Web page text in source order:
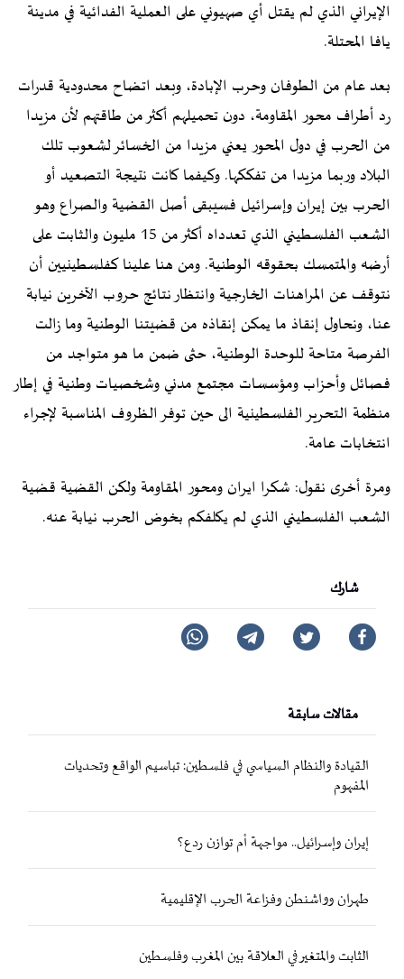
الإيراني الذي لم يقتل أي صهيوني على العملية الفدائية في مدينة
يافا المحتلة.
بعد عام من الطوفان وحرب الإبادة، وبعد اتضاح محدودية قدرات
رد أطراف محور المقاومة، دون تحميلهم أكثر من طاقتهم لأن مزيدا
من الحرب في دول المحور يعني مزيدا من الخسائر لشعوب تلك
البلاد وربما مزيدا من تفككها. وكيفما كانت نتيجة التصعيد أو
الحرب بين إيران وإسرائيل فسيبقى أصل القضية والصراع وهو
الشعب الفلسطيني الذي تعدداه أكثر من 15 مليون والثابت على
أرضه والمتمسك بحقوقه الوطنية. ومن هنا علينا كفلسطينيين أن
نتوقف عن المراهنات الخارجية وانتظار نتائج حروب الآخرين نيابة
عنا، ونحاول إنقاذ ما يمكن إنقاذه من قضيتنا الوطنية وما زالت
الفرصة متاحة للوحدة الوطنية، حثى ضمن ما هو متواجد من
فصائل وأحزاب ومؤسسات مجتمع مدني وشخصيات وطنية في إطار
منظمة التحرير الفلسطينية الى حين توفر الظروف المناسبة لإجراء
انتخابات عامة.
ومرة أخرى نقول: شكرا ايران ومحور المقاومة ولكن القضية قضية
الشعب الفلسطيني الذي لم يكلفكم بخوض الحرب نيابة عنه.
شارك
مقالات سابقة
القيادة والنظام السياسي في فلسطين: تباسيم الواقع وتحديات
المفهوم
إيران وإسرائيل.. مواجهة أم توازن ردع؟
طهران وواشنطن وفزاعة الحرب الإقليمية
الثابت والمتغير في العلاقة بين المغرب وفلسطين